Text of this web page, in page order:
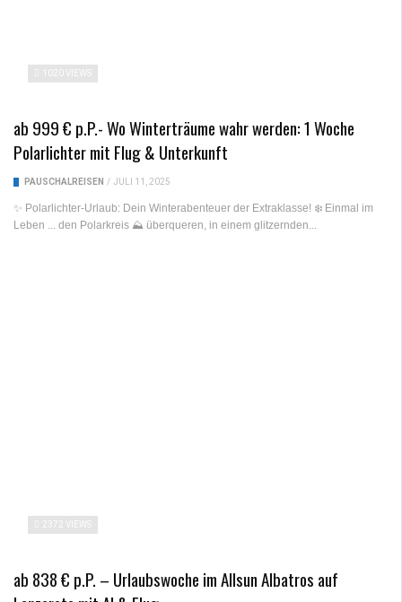
1020 VIEWS
ab 999 € p.P.- Wo Winterträume wahr werden: 1 Woche
Polarlichter mit Flug & Unterkunft
PAUSCHALREISEN / JULI 11, 2025
✨ Polarlichter-Urlaub: Dein Winterabenteuer der Extraklasse! ❄️ Einmal im
Leben ... den Polarkreis ⛰️ überqueren, in einem glitzernden...
2372 VIEWS
ab 838 € p.P. – Urlaubswoche im Allsun Albatros auf